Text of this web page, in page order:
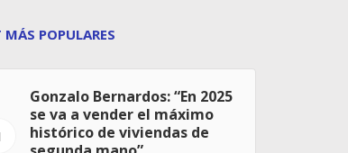
MÁS POPULARES
Gonzalo Bernardos: “En 2025
se va a vender el máximo
histórico de viviendas de